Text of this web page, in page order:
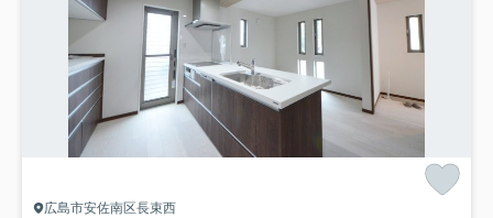
広島市安佐南区長束西